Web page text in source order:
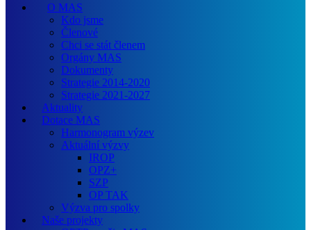
O MAS
Kdo jsme
Členové
Chci se stát členem
Orgány MAS
Dokumenty
Strategie 2014-2020
Strategie 2021-2027
Aktuality
Dotace MAS
Harmonogram výzev
Aktuální výzvy
IROP
OPZ+
SZP
OP TAK
Výzva pro spolky
Naše projekty